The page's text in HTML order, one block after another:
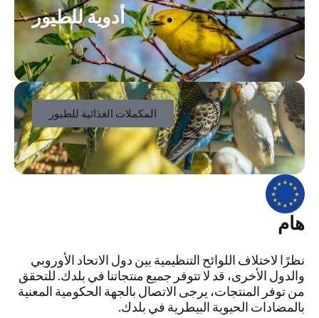
أدوية للطيور
المكملات الغذائية للطيور
هام
نظرًا لاختلاف اللوائح التنظيمية بين دول الاتحاد الأوروبي
والدول الأخرى، قد لا تتوفر جميع منتجاتنا في بلدك. للتحقق
من توفر المنتجات، يرجى الاتصال بالجهة الحكومية المعنية
بالمضادات الحيوية البيطرية في بلدك.